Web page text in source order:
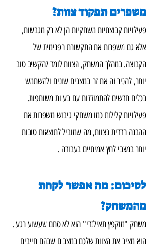
משפרים תפקוד צוות?
פעילויות קבוצתיות משחקיות הן לא רק מגבשות,
אלא גם משפרות את התקשורת הפנימית של
הקבוצה. במהלך המשחק, הצוות לומד להקשיב טוב
יותר, להכיר זה את זה במצבים שונים ולהשתמש
בכלים חדשים להתמודדות עם בעיות משותפות.
פעילויות קלילות כמו משחקי גיבוש משפרות את
ההבנה הדדית בצוות, מה שמוביל לתוצאות טובות
יותר במצבי לחץ אמיתיים בעבודה .
לסיכום: מה אפשר לקחת
מהמשחק?
משחק "מוקפץ תאילנדי" הוא לא סתם שעשוע רגעי.
הוא מציב את הצוות שלכם במצבים שבהם חייבים